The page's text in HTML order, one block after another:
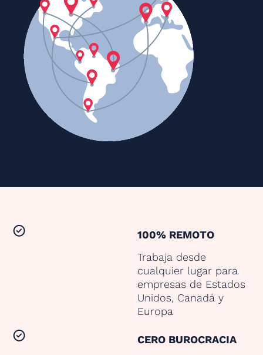
100% REMOTO
Trabaja desde
cualquier lugar para
empresas de Estados
Unidos, Canadá y
Europa
CERO BUROCRACIA